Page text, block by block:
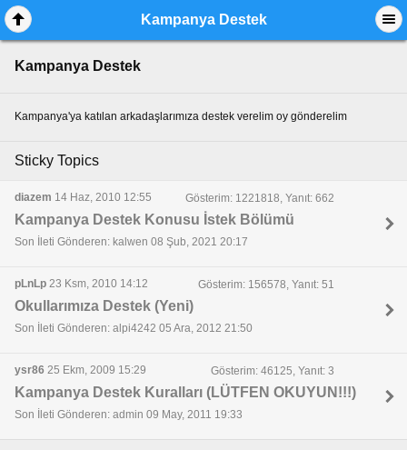
Kampanya Destek
Kampanya Destek
Kampanya'ya katılan arkadaşlarımıza destek verelim oy gönderelim
Sticky Topics
diazem 14 Haz, 2010 12:55 Gösterim: 1221818, Yanıt: 662
Kampanya Destek Konusu İstek Bölümü
Son İleti Gönderen: kalwen 08 Şub, 2021 20:17
pLnLp 23 Ksm, 2010 14:12 Gösterim: 156578, Yanıt: 51
Okullarımıza Destek (Yeni)
Son İleti Gönderen: alpi4242 05 Ara, 2012 21:50
ysr86 25 Ekm, 2009 15:29 Gösterim: 46125, Yanıt: 3
Kampanya Destek Kuralları (LÜTFEN OKUYUN!!!)
Son İleti Gönderen: admin 09 May, 2011 19:33